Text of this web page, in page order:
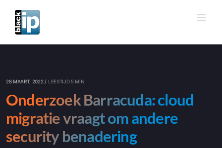
naar
inhoud
28 MAART, 2022 / LEESTIJD 5 MIN.
Onderzoek Barracuda: cloud
migratie vraagt om andere
security benadering